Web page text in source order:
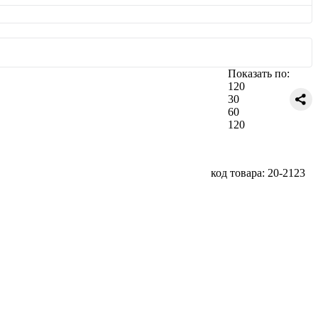
Показать по:
120
30
60
120
код товара: 20-2123